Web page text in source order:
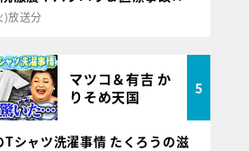
)放送分
マツコ＆有吉 か
りそめ天国
5
Tシャツ洗濯事情 たくろうの滋